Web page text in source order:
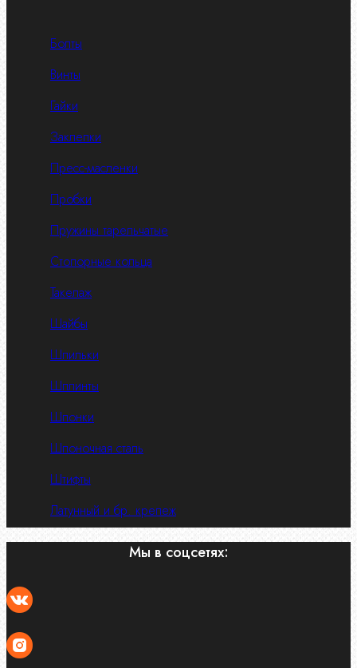
Болты
Винты
Гайки
Заклепки
Пресс-масленки
Пробки
Пружины тарельчатые
Стопорные кольца
Такелаж
Шайбы
Шпильки
Шплинты
Шпонки
Шпоночная сталь
Штифты
Латунный и бр. крепеж
Мы в соцсетях: